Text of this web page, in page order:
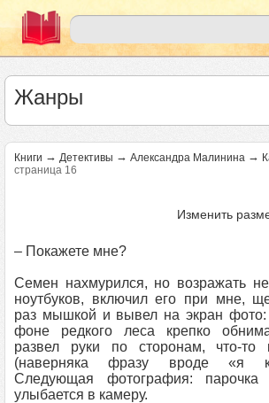
Жанры
Книги → Детективы → Александра Малинина →
страница 16
Изменить
– Покажете мне?
Семен нахмурился, но возражать
ноутбуков, включил его при мне,
раз мышкой и вывел на экран фото:
фоне редкого леса крепко
развел руки по сторонам, что-то
(наверняка фразу вроде «я
Следующая фотография:
улыбается в камеру.